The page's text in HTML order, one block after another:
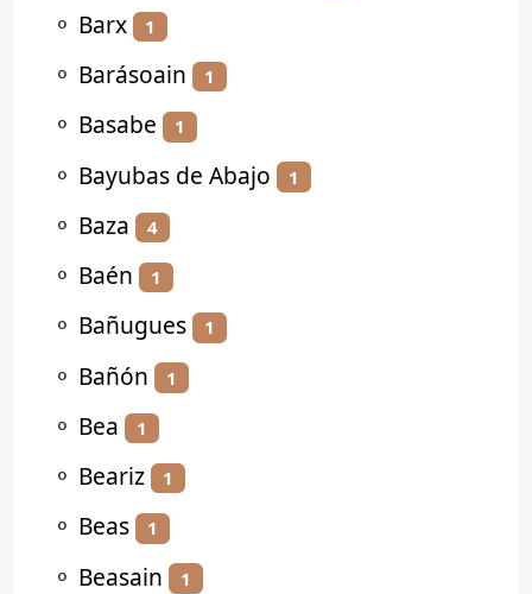
⚬ Barx 1
⚬ Barásoain 1
⚬ Basabe 1
⚬ Bayubas de Abajo 1
⚬ Baza 4
⚬ Baén 1
⚬ Bañugues 1
⚬ Bañón 1
⚬ Bea 1
⚬ Beariz 1
⚬ Beas 1
⚬ Beasain 1